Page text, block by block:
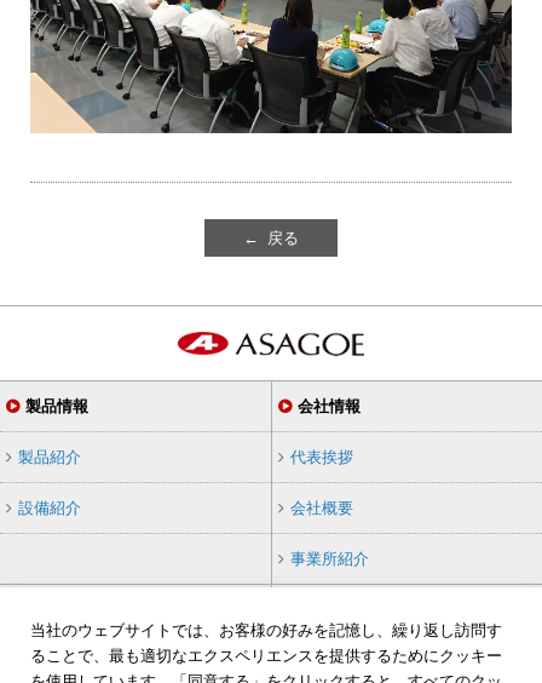
← 戻る
製品情報
製品紹介
設備紹介
会社情報
代表挨拶
会社概要
事業所紹介
採用情報 お知らせ
当社のウェブサイトでは、お客様の好みを記憶し、繰り返し訪問す
ることで、最も適切なエクスペリエンスを提供するためにクッキー